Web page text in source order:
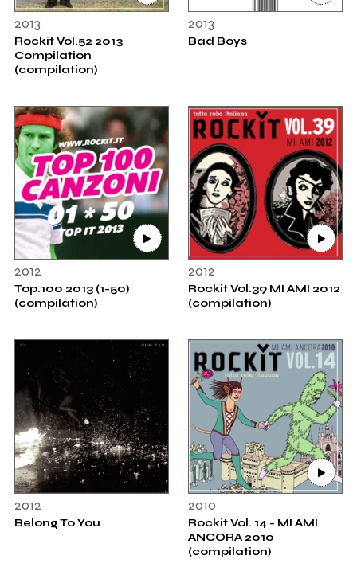
2013
Rockit Vol.52 2013
Compilation
(compilation)
2013
Bad Boys
2012
Top.100 2013 (1-50)
(compilation)
2012
Rockit Vol.39 MI AMI 2012
(compilation)
2012
Belong To You
2010
Rockit Vol. 14 - MI AMI
ANCORA 2010
(compilation)